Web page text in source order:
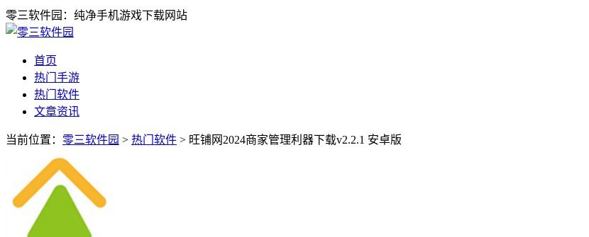
零三软件园：纯净手机游戏下载网站
首页
热门手游
热门软件
文章资讯
当前位置： 零三软件园 > 热门软件 > 旺铺网2024商家管理利器下载v2.2.1 安卓版